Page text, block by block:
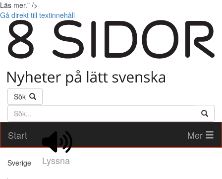
Läs mer." />
Gå direkt till textinnehåll
Sök
Söktext
Start
Lyssna
Mer
Sverige